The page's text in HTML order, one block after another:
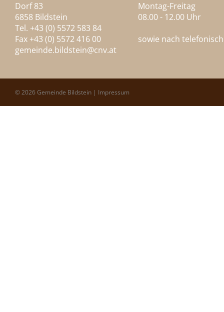
Dorf 83
6858 Bildstein
Tel. +43 (0) 5572 583 84
Fax +43 (0) 5572 416 00
gemeinde.bildstein@cnv.at
Montag-Freitag
08.00 - 12.00 Uhr
sowie nach
© 2026 Gemeinde Bildstein | Impressum